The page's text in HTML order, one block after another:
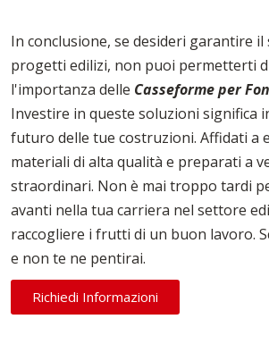
In conclusione, se desideri garantire il
progetti edilizi, non puoi permetterti
l'importanza delle Casseforme per
Investire in queste soluzioni significa
futuro delle tue costruzioni. Affidati a
materiali di alta qualità e preparati a
straordinari. Non è mai troppo tardi
avanti nella tua carriera nel settore
raccogliere i frutti di un buon lavoro.
e non te ne pentirai.
Richiedi Informazioni